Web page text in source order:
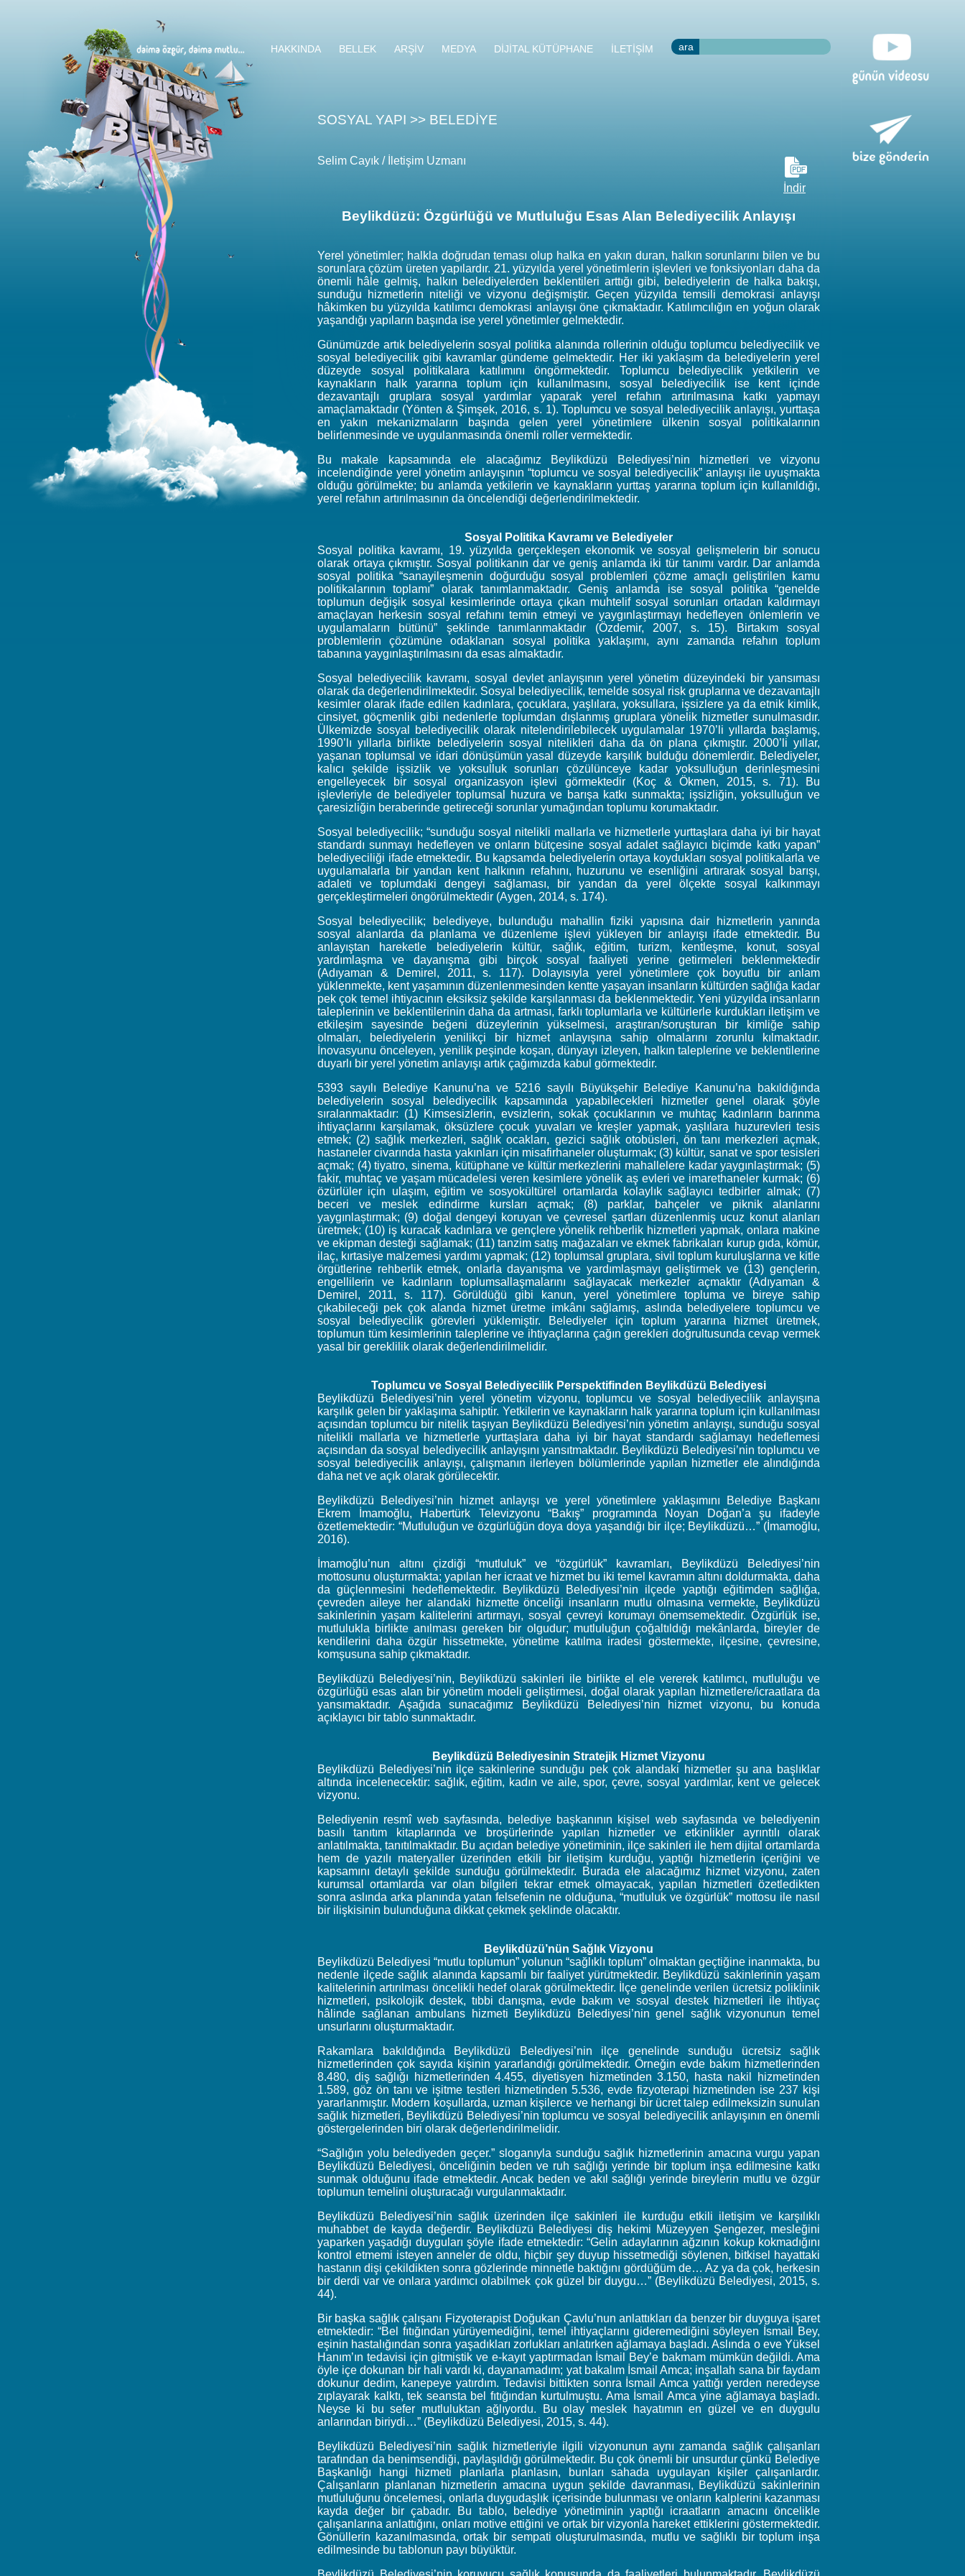
HAKKINDA BELLEK ARŞİV MEDYA DİJİTAL KÜTÜPHANE İLETİŞİM ara
SOSYAL YAPI >> BELEDİYE
Selim Cayık / İletişim Uzmanı
İndir
Beylikdüzü: Özgürlüğü ve Mutluluğu Esas Alan Belediyecilik Anlayışı
Yerel yönetimler; halkla doğrudan teması olup halka en yakın duran, halkın sorunlarını bilen ve bu
sorunlara çözüm üreten yapılardır. 21. yüzyılda yerel yönetimlerin işlevleri ve fonksiyonları daha da
önemli hâle gelmiş, halkın belediyelerden beklentileri arttığı gibi, belediyelerin de halka bakışı,
sunduğu hizmetlerin niteliği ve vizyonu değişmiştir. Geçen yüzyılda temsili demokrasi anlayışı
hâkimken bu yüzyılda katılımcı demokrasi anlayışı öne çıkmaktadır. Katılımcılığın en yoğun olarak
yaşandığı yapıların başında ise yerel yönetimler gelmektedir.
Günümüzde artık belediyelerin sosyal politika alanında rollerinin olduğu toplumcu belediyecilik ve
sosyal belediyecilik gibi kavramlar gündeme gelmektedir. Her iki yaklaşım da belediyelerin yerel
düzeyde sosyal politikalara katılımını öngörmektedir. Toplumcu belediyecilik yetkilerin ve
kaynakların halk yararına toplum için kullanılmasını, sosyal belediyecilik ise kent içinde
dezavantajlı gruplara sosyal yardımlar yaparak yerel refahın artırılmasına katkı yapmayı
amaçlamaktadır (Yönten & Şimşek, 2016, s. 1). Toplumcu ve sosyal belediyecilik anlayışı, yurttaşa
en yakın mekanizmaların başında gelen yerel yönetimlere ülkenin sosyal politikalarının
belirlenmesinde ve uygulanmasında önemli roller vermektedir.
Bu makale kapsamında ele alacağımız Beylikdüzü Belediyesi’nin hizmetleri ve vizyonu
incelendiğinde yerel yönetim anlayışının “toplumcu ve sosyal belediyecilik” anlayışı ile uyuşmakta
olduğu görülmekte; bu anlamda yetkilerin ve kaynakların yurttaş yararına toplum için kullanıldığı,
yerel refahın artırılmasının da öncelendiği değerlendirilmektedir.
Sosyal Politika Kavramı ve Belediyeler
Sosyal politika kavramı, 19. yüzyılda gerçekleşen ekonomik ve sosyal gelişmelerin bir sonucu
olarak ortaya çıkmıştır. Sosyal politikanın dar ve geniş anlamda iki tür tanımı vardır. Dar anlamda
sosyal politika “sanayileşmenin doğurduğu sosyal problemleri çözme amaçlı geliştirilen kamu
politikalarının toplamı” olarak tanımlanmaktadır. Geniş anlamda ise sosyal politika “genelde
toplumun değişik sosyal kesimlerinde ortaya çıkan muhtelif sosyal sorunları ortadan kaldırmayı
amaçlayan herkesin sosyal refahını temin etmeyi ve yaygınlaştırmayı hedefleyen önlemlerin ve
uygulamaların bütünü” şeklinde tanımlanmaktadır (Özdemir, 2007, s. 15). Birtakım sosyal
problemlerin çözümüne odaklanan sosyal politika yaklaşımı, aynı zamanda refahın toplum
tabanına yaygınlaştırılmasını da esas almaktadır.
Sosyal belediyecilik kavramı, sosyal devlet anlayışının yerel yönetim düzeyindeki bir yansıması
olarak da değerlendirilmektedir. Sosyal belediyecilik, temelde sosyal risk gruplarına ve dezavantajlı
kesimler olarak ifade edilen kadınlara, çocuklara, yaşlılara, yoksullara, işsizlere ya da etnik kimlik,
cinsiyet, göçmenlik gibi nedenlerle toplumdan dışlanmış gruplara yönelik hizmetler sunulmasıdır.
Ülkemizde sosyal belediyecilik olarak nitelendirilebilecek uygulamalar 1970’li yıllarda başlamış,
1990’lı yıllarla birlikte belediyelerin sosyal nitelikleri daha da ön plana çıkmıştır. 2000’li yıllar,
yaşanan toplumsal ve idari dönüşümün yasal düzeyde karşılık bulduğu dönemlerdir. Belediyeler,
kalıcı şekilde işsizlik ve yoksulluk sorunları çözülünceye kadar yoksulluğun derinleşmesini
engelleyecek bir sosyal organizasyon işlevi görmektedir (Koç & Ökmen, 2015, s. 71). Bu
işlevleriyle de belediyeler toplumsal huzura ve barışa katkı sunmakta; işsizliğin, yoksulluğun ve
çaresizliğin beraberinde getireceği sorunlar yumağından toplumu korumaktadır.
Sosyal belediyecilik; “sunduğu sosyal nitelikli mallarla ve hizmetlerle yurttaşlara daha iyi bir hayat
standardı sunmayı hedefleyen ve onların bütçesine sosyal adalet sağlayıcı biçimde katkı yapan”
belediyeciliği ifade etmektedir. Bu kapsamda belediyelerin ortaya koydukları sosyal politikalarla ve
uygulamalarla bir yandan kent halkının refahını, huzurunu ve esenliğini artırarak sosyal barışı,
adaleti ve toplumdaki dengeyi sağlaması, bir yandan da yerel ölçekte sosyal kalkınmayı
gerçekleştirmeleri öngörülmektedir (Aygen, 2014, s. 174).
Sosyal belediyecilik; belediyeye, bulunduğu mahallin fiziki yapısına dair hizmetlerin yanında
sosyal alanlarda da planlama ve düzenleme işlevi yükleyen bir anlayışı ifade etmektedir. Bu
anlayıştan hareketle belediyelerin kültür, sağlık, eğitim, turizm, kentleşme, konut, sosyal
yardımlaşma ve dayanışma gibi birçok sosyal faaliyeti yerine getirmeleri beklenmektedir
(Adıyaman & Demirel, 2011, s. 117). Dolayısıyla yerel yönetimlere çok boyutlu bir anlam
yüklenmekte, kent yaşamının düzenlenmesinden kentte yaşayan insanların kültürden sağlığa kadar
pek çok temel ihtiyacının eksiksiz şekilde karşılanması da beklenmektedir. Yeni yüzyılda insanların
taleplerinin ve beklentilerinin daha da artması, farklı toplumlarla ve kültürlerle kurdukları iletişim ve
etkileşim sayesinde beğeni düzeylerinin yükselmesi, araştıran/soruşturan bir kimliğe sahip
olmaları, belediyelerin yenilikçi bir hizmet anlayışına sahip olmalarını zorunlu kılmaktadır.
İnovasyunu önceleyen, yenilik peşinde koşan, dünyayı izleyen, halkın taleplerine ve beklentilerine
duyarlı bir yerel yönetim anlayışı artık çağımızda kabul görmektedir.
5393 sayılı Belediye Kanunu’na ve 5216 sayılı Büyükşehir Belediye Kanunu’na bakıldığında
belediyelerin sosyal belediyecilik kapsamında yapabilecekleri hizmetler genel olarak şöyle
sıralanmaktadır: (1) Kimsesizlerin, evsizlerin, sokak çocuklarının ve muhtaç kadınların barınma
ihtiyaçlarını karşılamak, öksüzlere çocuk yuvaları ve kreşler yapmak, yaşlılara huzurevleri tesis
etmek; (2) sağlık merkezleri, sağlık ocakları, gezici sağlık otobüsleri, ön tanı merkezleri açmak,
hastaneler civarında hasta yakınları için misafirhaneler oluşturmak; (3) kültür, sanat ve spor tesisleri
açmak; (4) tiyatro, sinema, kütüphane ve kültür merkezlerini mahallelere kadar yaygınlaştırmak; (5)
fakir, muhtaç ve yaşam mücadelesi veren kesimlere yönelik aş evleri ve imarethaneler kurmak; (6)
özürlüler için ulaşım, eğitim ve sosyokültürel ortamlarda kolaylık sağlayıcı tedbirler almak; (7)
beceri ve meslek edindirme kursları açmak; (8) parklar, bahçeler ve piknik alanlarını
yaygınlaştırmak; (9) doğal dengeyi koruyan ve çevresel şartları düzenlenmiş ucuz konut alanları
üretmek; (10) iş kuracak kadınlara ve gençlere yönelik rehberlik hizmetleri yapmak, onlara makine
ve ekipman desteği sağlamak; (11) tanzim satış mağazaları ve ekmek fabrikaları kurup gıda, kömür,
ilaç, kırtasiye malzemesi yardımı yapmak; (12) toplumsal gruplara, sivil toplum kuruluşlarına ve kitle
örgütlerine rehberlik etmek, onlarla dayanışma ve yardımlaşmayı geliştirmek ve (13) gençlerin,
engellilerin ve kadınların toplumsallaşmalarını sağlayacak merkezler açmaktır (Adıyaman &
Demirel, 2011, s. 117). Görüldüğü gibi kanun, yerel yönetimlere topluma ve bireye sahip
çıkabileceği pek çok alanda hizmet üretme imkânı sağlamış, aslında belediyelere toplumcu ve
sosyal belediyecilik görevleri yüklemiştir. Belediyeler için toplum yararına hizmet üretmek,
toplumun tüm kesimlerinin taleplerine ve ihtiyaçlarına çağın gerekleri doğrultusunda cevap vermek
yasal bir gereklilik olarak değerlendirilmelidir.
Toplumcu ve Sosyal Belediyecilik Perspektifinden Beylikdüzü Belediyesi
Beylikdüzü Belediyesi’nin yerel yönetim vizyonu, toplumcu ve sosyal belediyecilik anlayışına
karşılık gelen bir yaklaşıma sahiptir. Yetkilerin ve kaynakların halk yararına toplum için kullanılması
açısından toplumcu bir nitelik taşıyan Beylikdüzü Belediyesi’nin yönetim anlayışı, sunduğu sosyal
nitelikli mallarla ve hizmetlerle yurttaşlara daha iyi bir hayat standardı sağlamayı hedeflemesi
açısından da sosyal belediyecilik anlayışını yansıtmaktadır. Beylikdüzü Belediyesi’nin toplumcu ve
sosyal belediyecilik anlayışı, çalışmanın ilerleyen bölümlerinde yapılan hizmetler ele alındığında
daha net ve açık olarak görülecektir.
Beylikdüzü Belediyesi’nin hizmet anlayışı ve yerel yönetimlere yaklaşımını Belediye Başkanı
Ekrem İmamoğlu, Habertürk Televizyonu “Bakış” programında Noyan Doğan’a şu ifadeyle
özetlemektedir: “Mutluluğun ve özgürlüğün doya doya yaşandığı bir ilçe; Beylikdüzü…” (İmamoğlu,
2016).
İmamoğlu’nun altını çizdiği “mutluluk” ve “özgürlük” kavramları, Beylikdüzü Belediyesi’nin
mottosunu oluşturmakta; yapılan her icraat ve hizmet bu iki temel kavramın altını doldurmakta, daha
da güçlenmesini hedeflemektedir. Beylikdüzü Belediyesi’nin ilçede yaptığı eğitimden sağlığa,
çevreden aileye her alandaki hizmette önceliği insanların mutlu olmasına vermekte, Beylikdüzü
sakinlerinin yaşam kalitelerini artırmayı, sosyal çevreyi korumayı önemsemektedir. Özgürlük ise,
mutlulukla birlikte anılması gereken bir olgudur; mutluluğun çoğaltıldığı mekânlarda, bireyler de
kendilerini daha özgür hissetmekte, yönetime katılma iradesi göstermekte, ilçesine, çevresine,
komşusuna sahip çıkmaktadır.
Beylikdüzü Belediyesi’nin, Beylikdüzü sakinleri ile birlikte el ele vererek katılımcı, mutluluğu ve
özgürlüğü esas alan bir yönetim modeli geliştirmesi, doğal olarak yapılan hizmetlere/icraatlara da
yansımaktadır. Aşağıda sunacağımız Beylikdüzü Belediyesi’nin hizmet vizyonu, bu konuda
açıklayıcı bir tablo sunmaktadır.
Beylikdüzü Belediyesinin Stratejik Hizmet Vizyonu
Beylikdüzü Belediyesi’nin ilçe sakinlerine sunduğu pek çok alandaki hizmetler şu ana başlıklar
altında incelenecektir: sağlık, eğitim, kadın ve aile, spor, çevre, sosyal yardımlar, kent ve gelecek
vizyonu.
Belediyenin resmî web sayfasında, belediye başkanının kişisel web sayfasında ve belediyenin
basılı tanıtım kitaplarında ve broşürlerinde yapılan hizmetler ve etkinlikler ayrıntılı olarak
anlatılmakta, tanıtılmaktadır. Bu açıdan belediye yönetiminin, ilçe sakinleri ile hem dijital ortamlarda
hem de yazılı materyaller üzerinden etkili bir iletişim kurduğu, yaptığı hizmetlerin içeriğini ve
kapsamını detaylı şekilde sunduğu görülmektedir. Burada ele alacağımız hizmet vizyonu, zaten
kurumsal ortamlarda var olan bilgileri tekrar etmek olmayacak, yapılan hizmetleri özetledikten
sonra aslında arka planında yatan felsefenin ne olduğuna, “mutluluk ve özgürlük” mottosu ile nasıl
bir ilişkisinin bulunduğuna dikkat çekmek şeklinde olacaktır.
Beylikdüzü’nün Sağlık Vizyonu
Beylikdüzü Belediyesi “mutlu toplumun” yolunun “sağlıklı toplum” olmaktan geçtiğine inanmakta, bu
nedenle ilçede sağlık alanında kapsamlı bir faaliyet yürütmektedir. Beylikdüzü sakinlerinin yaşam
kalitelerinin artırılması öncelikli hedef olarak görülmektedir. İlçe genelinde verilen ücretsiz poliklinik
hizmetleri, psikolojik destek, tıbbi danışma, evde bakım ve sosyal destek hizmetleri ile ihtiyaç
hâlinde sağlanan ambulans hizmeti Beylikdüzü Belediyesi’nin genel sağlık vizyonunun temel
unsurlarını oluşturmaktadır.
Rakamlara bakıldığında Beylikdüzü Belediyesi’nin ilçe genelinde sunduğu ücretsiz sağlık
hizmetlerinden çok sayıda kişinin yararlandığı görülmektedir. Örneğin evde bakım hizmetlerinden
8.480, diş sağlığı hizmetlerinden 4.455, diyetisyen hizmetinden 3.150, hasta nakil hizmetinden
1.589, göz ön tanı ve işitme testleri hizmetinden 5.536, evde fizyoterapi hizmetinden ise 237 kişi
yararlanmıştır. Modern koşullarda, uzman kişilerce ve herhangi bir ücret talep edilmeksizin sunulan
sağlık hizmetleri, Beylikdüzü Belediyesi’nin toplumcu ve sosyal belediyecilik anlayışının en önemli
göstergelerinden biri olarak değerlendirilmelidir.
“Sağlığın yolu belediyeden geçer.” sloganıyla sunduğu sağlık hizmetlerinin amacına vurgu yapan
Beylikdüzü Belediyesi, önceliğinin beden ve ruh sağlığı yerinde bir toplum inşa edilmesine katkı
sunmak olduğunu ifade etmektedir. Ancak beden ve akıl sağlığı yerinde bireylerin mutlu ve özgür
toplumun temelini oluşturacağı vurgulanmaktadır.
Beylikdüzü Belediyesi’nin sağlık üzerinden ilçe sakinleri ile kurduğu etkili iletişim ve karşılıklı
muhabbet de kayda değerdir. Beylikdüzü Belediyesi diş hekimi Müzeyyen Şengezer, mesleğini
yaparken yaşadığı duyguları şöyle ifade etmektedir: “Gelin adaylarının ağzının kokup kokmadığını
kontrol etmemi isteyen anneler de oldu, hiçbir şey duyup hissetmediği söylenen, bitkisel hayattaki
hastanın dişi çekildikten sonra gözlerinde minnetle baktığını gördüğüm de… Az ya da çok, herkesin
bir derdi var ve onlara yardımcı olabilmek çok güzel bir duygu…” (Beylikdüzü Belediyesi, 2015, s.
44).
Bir başka sağlık çalışanı Fizyoterapist Doğukan Çavlu’nun anlattıkları da benzer bir duyguya işaret
etmektedir: “Bel fıtığından yürüyemediğini, temel ihtiyaçlarını gideremediğini söyleyen İsmail Bey,
eşinin hastalığından sonra yaşadıkları zorlukları anlatırken ağlamaya başladı. Aslında o eve Yüksel
Hanım’ın tedavisi için gitmiştik ve e-kayıt yaptırmadan İsmail Bey’e bakmam mümkün değildi. Ama
öyle içe dokunan bir hali vardı ki, dayanamadım; yat bakalım İsmail Amca; inşallah sana bir faydam
dokunur dedim, kanepeye yatırdım. Tedavisi bittikten sonra İsmail Amca yattığı yerden neredeyse
zıplayarak kalktı, tek seansta bel fıtığından kurtulmuştu. Ama İsmail Amca yine ağlamaya başladı.
Neyse ki bu sefer mutluluktan ağlıyordu. Bu olay meslek hayatımın en güzel ve en duygulu
anlarından biriydi…” (Beylikdüzü Belediyesi, 2015, s. 44).
Beylikdüzü Belediyesi’nin sağlık hizmetleriyle ilgili vizyonunun aynı zamanda sağlık çalışanları
tarafından da benimsendiği, paylaşıldığı görülmektedir. Bu çok önemli bir unsurdur çünkü Belediye
Başkanlığı hangi hizmeti planlarla planlasın, bunları sahada uygulayan kişiler çalışanlardır.
Çalışanların planlanan hizmetlerin amacına uygun şekilde davranması, Beylikdüzü sakinlerinin
mutluluğunu öncelemesi, onlarla duygudaşlık içerisinde bulunması ve onların kalplerini kazanması
kayda değer bir çabadır. Bu tablo, belediye yönetiminin yaptığı icraatların amacını öncelikle
çalışanlarına anlattığını, onları motive ettiğini ve ortak bir vizyonla hareket ettiklerini göstermektedir.
Gönüllerin kazanılmasında, ortak bir sempati oluşturulmasında, mutlu ve sağlıklı bir toplum inşa
edilmesinde bu tablonun payı büyüktür.